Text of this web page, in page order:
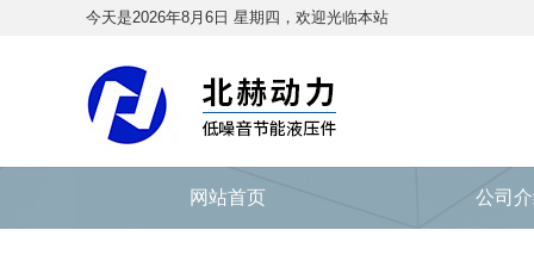
今天是2026年8月6日 星期四，欢迎光临本站
网站首页 公司